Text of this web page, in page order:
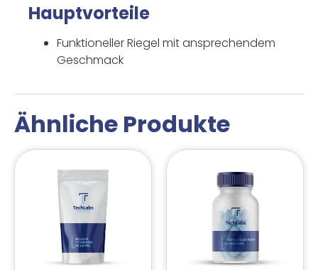
Hauptvorteile
Funktioneller Riegel mit ansprechendem
Geschmack
Ähnliche Produkte